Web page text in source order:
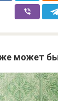
может